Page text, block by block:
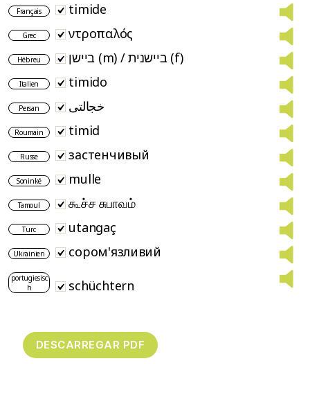
Français timide
Grec ντροπαλός
Hébreu ביישן (m) / ביישנית (f)
Italien timido
Persan خجالتی
Roumain timid
Russe застенчивый
Soninké mulle
Tamoul கூச்ச சுபாவம்
Turc utangaç
Ukrainien сором'язливий
portugiesisc
h
schüchtern